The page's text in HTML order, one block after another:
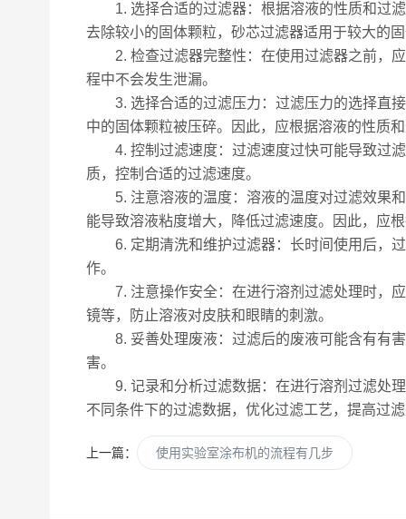
1. 选择合适的过滤器：根据溶液的性质和过滤
去除较小的固体颗粒，砂芯过滤器适用于较大的
2. 检查过滤器完整性：在使用过滤器之前，应
程中不会发生泄漏。
3. 选择合适的过滤压力：过滤压力的选择直接
中的固体颗粒被压碎。因此，应根据溶液的性质
4. 控制过滤速度：过滤速度过快可能导致过滤
质，控制合适的过滤速度。
5. 注意溶液的温度：溶液的温度对过滤效果和
能导致溶液粘度增大，降低过滤速度。因此，应
6. 定期清洗和维护过滤器：长时间使用后，过
作。
7. 注意操作安全：在进行溶剂过滤处理时，应
镜等，防止溶液对皮肤和眼睛的刺激。
8. 妥善处理废液：过滤后的废液可能含有有害
害。
9. 记录和分析过滤数据：在进行溶剂过滤处理
不同条件下的过滤数据，优化过滤工艺，提高过
上一篇： 使用实验室涂布机的流程有几步